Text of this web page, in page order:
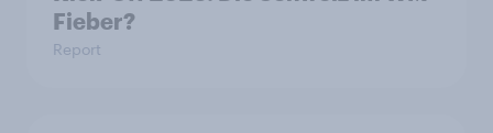
Fieber?​
Report